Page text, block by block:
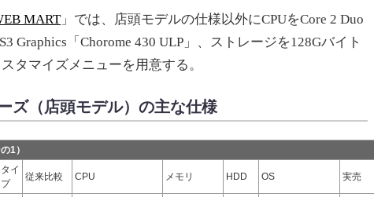
MART」では、店頭モデルの仕様以外にCPUをCore 2 Duo
Graphics「Chorome 430 ULP」、ストレージを128Gバイト
タマイズメニューを用意する。
ズ（店頭モデル）の主な仕様
1）
タイ
プ
従来比較 CPU メモリ HDD OS 実売